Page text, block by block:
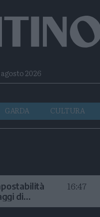
2026
GARDA CULTURA
di
16:47